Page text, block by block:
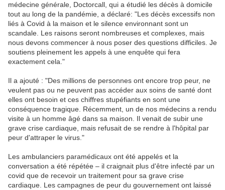
médecine générale, Doctorcall, qui a étudié les décès à domicile
tout au long de la pandémie, a déclaré: "Les décès excessifs non
liés à Covid à la maison et le silence environnant sont un
scandale. Les raisons seront nombreuses et complexes, mais
nous devons commencer à nous poser des questions difficiles. Je
soutiens pleinement les appels à une enquête qui fera
exactement cela."
Il a ajouté : "Des millions de personnes ont encore trop peur, ne
veulent pas ou ne peuvent pas accéder aux soins de santé dont
elles ont besoin et ces chiffres stupéfiants en sont une
conséquence tragique. Récemment, un de nos médecins a rendu
visite à un homme âgé dans sa maison. Il venait de subir une
grave crise cardiaque, mais refusait de se rendre à l'hôpital par
peur d'attraper le virus."
Les ambulanciers paramédicaux ont été appelés et la
conversation a été répétée – il craignait plus d'être infecté par un
covid que de recevoir un traitement pour sa grave crise
cardiaque. Les campagnes de peur du gouvernement ont laissé